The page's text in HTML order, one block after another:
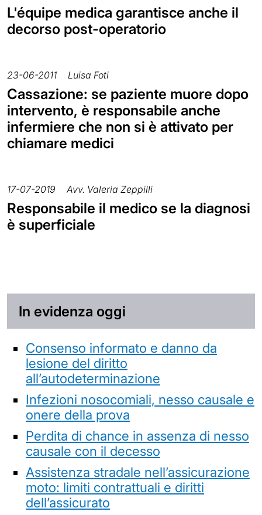
L'équipe medica garantisce anche il
decorso post-operatorio
23-06-2011 Luisa Foti
Cassazione: se paziente muore dopo
intervento, è responsabile anche
infermiere che non si è attivato per
chiamare medici
17-07-2019 Avv. Valeria Zeppilli
Responsabile il medico se la diagnosi
è superficiale
In evidenza oggi
Consenso informato e danno da
lesione del diritto
all’autodeterminazione
Infezioni nosocomiali, nesso causale e
onere della prova
Perdita di chance in assenza di nesso
causale con il decesso
Assistenza stradale nell’assicurazione
moto: limiti contrattuali e diritti
dell’assicurato